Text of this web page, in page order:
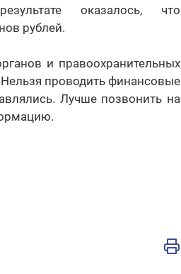
оказалось, что
рублей.
и правоохранительных
проводить финансовые
Лучше позвонить на